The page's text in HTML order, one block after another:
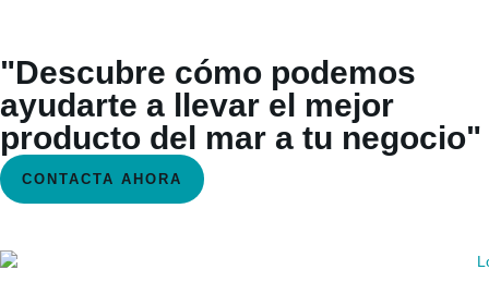
"Descubre cómo podemos
ayudarte a llevar el mejor
producto del mar a tu negocio"
CONTACTA AHORA